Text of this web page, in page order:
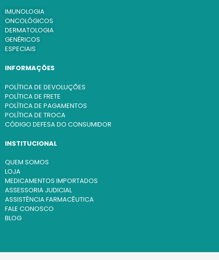
IMUNOLOGIA
ONCOLÓGICOS
DERMATOLOGIA
GENÉRICOS
ESPECIAIS
INFORMAÇÕES
POLÍTICA DE DEVOLUÇÕES
POLÍTICA DE FRETE
POLÍTICA DE PAGAMENTOS
POLÍTICA DE TROCA
CÓDIGO DEFESA DO CONSUMIDOR
INSTITUCIONAL
QUEM SOMOS
LOJA
MEDICAMENTOS IMPORTADOS
ASSESSORIA JUDICIAL
ASSISTÊNCIA FARMACÊUTICA
FALE CONOSCO
BLOG